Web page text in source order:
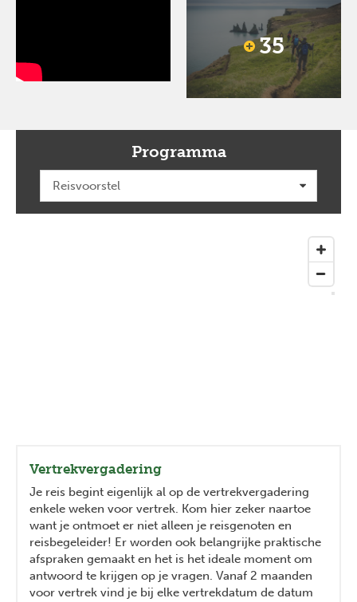
35
Programma
Vertrekvergadering
Je reis begint eigenlijk al op de vertrekvergadering
enkele weken voor vertrek. Kom hier zeker naartoe
want je ontmoet er niet alleen je reisgenoten en
reisbegeleider! Er worden ook belangrijke praktische
afspraken gemaakt en het is het ideale moment om
antwoord te krijgen op je vragen. Vanaf 2 maanden
voor vertrek vind je bij elke vertrekdatum de datum